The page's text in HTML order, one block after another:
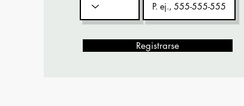
Registrarse